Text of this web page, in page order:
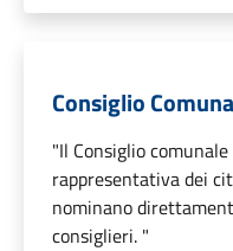
Consiglio
"Il Consiglio
rappresentativa dei
nominano
consiglieri. "